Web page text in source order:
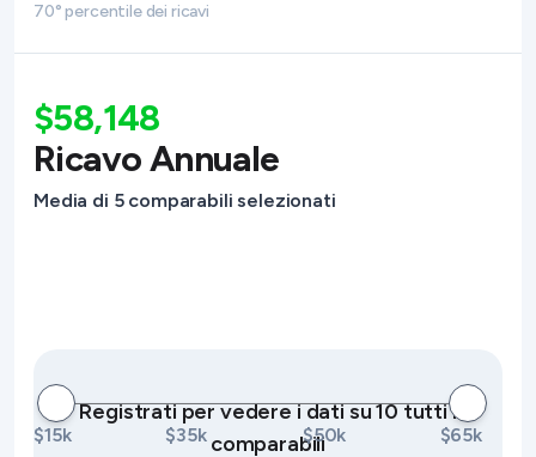
70° percentile dei ricavi
$58,148
Ricavo Annuale
Media di 5 comparabili selezionati
$15k $35k $50k $65k
Registrati per vedere i dati su 10 tutti i
comparabili